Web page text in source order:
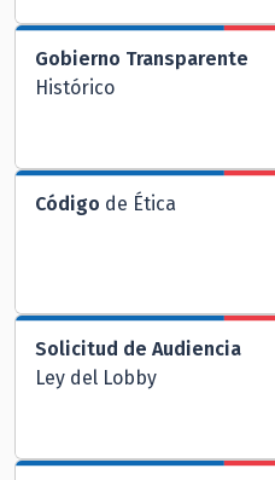
Gobierno Transparente
Histórico
Código de Ética
Solicitud de Audiencia
Ley del Lobby